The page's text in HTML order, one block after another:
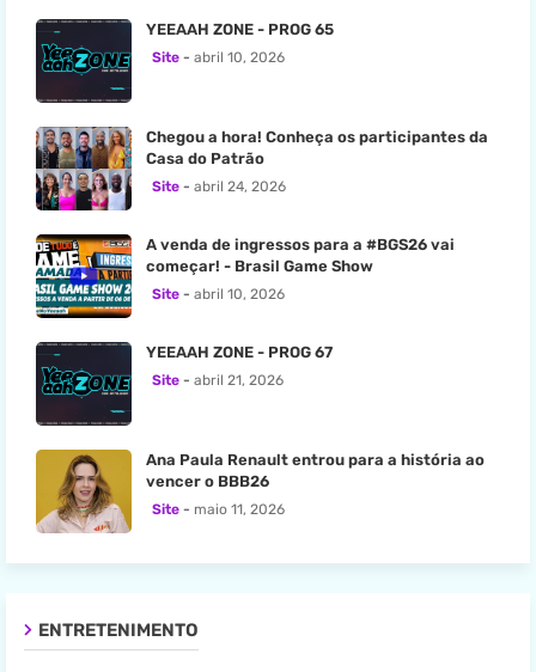
YEEAAH ZONE - PROG 65
Site abril 10, 2026
Chegou a hora! Conheça os participantes da
Casa do Patrão
Site abril 24, 2026
A venda de ingressos para a #BGS26 vai
começar! - Brasil Game Show
Site abril 10, 2026
YEEAAH ZONE - PROG 67
Site abril 21, 2026
Ana Paula Renault entrou para a história ao
vencer o BBB26
Site maio 11, 2026
ENTRETENIMENTO